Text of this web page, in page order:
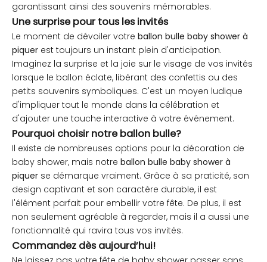
garantissant ainsi des souvenirs mémorables.
Une surprise pour tous les invités
Le moment de dévoiler votre ballon bulle baby shower à
piquer est toujours un instant plein d'anticipation.
Imaginez la surprise et la joie sur le visage de vos invités
lorsque le ballon éclate, libérant des confettis ou des
petits souvenirs symboliques. C'est un moyen ludique
d'impliquer tout le monde dans la célébration et
d'ajouter une touche interactive à votre événement.
Pourquoi choisir notre ballon bulle?
Il existe de nombreuses options pour la décoration de
baby shower, mais notre ballon bulle baby shower à
piquer se démarque vraiment. Grâce à sa praticité, son
design captivant et son caractère durable, il est
l'élément parfait pour embellir votre fête. De plus, il est
non seulement agréable à regarder, mais il a aussi une
fonctionnalité qui ravira tous vos invités.
Commandez dès aujourd’hui!